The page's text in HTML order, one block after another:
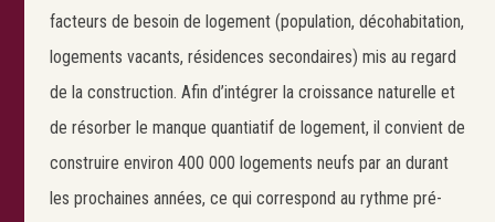
facteurs de besoin de logement (population, décohabitation,
logements vacants, résidences secondaires) mis au regard
de la construction. Afin d’intégrer la croissance naturelle et
de résorber le manque quantiatif de logement, il convient de
construire environ 400 000 logements neufs par an durant
les prochaines années, ce qui correspond au rythme pré-